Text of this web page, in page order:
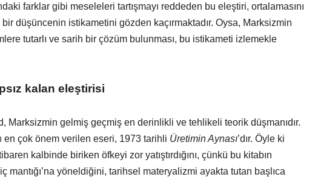
farklar gibi meseleleri tartışmayı reddeden bu eleştiri, ortalamasını
düşüncenin istikametini gözden kaçırmaktadır. Oysa, Marksizmin
tutarlı ve sarih bir çözüm bulunması, bu istikameti izlemekle
kalan eleştirisi
Marksizmin gelmiş geçmiş en derinlikli ve tehlikeli teorik düşmanıdır.
en çok önem verilen eseri, 1973 tarihli Üretimin Aynası’dır. Öyle ki
kalbinde biriken öfkeyi zor yatıştırdığını, çünkü bu kitabın
mantığı’na yöneldiğini, tarihsel materyalizmi ayakta tutan başlıca